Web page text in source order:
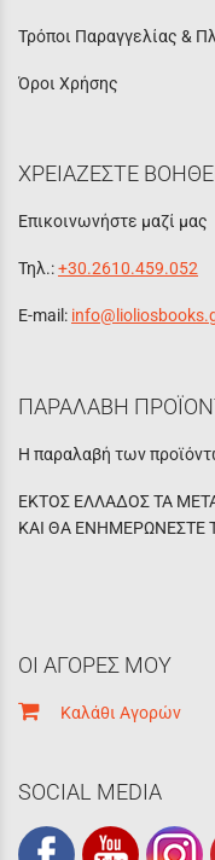
Τρόποι Παραγγελίας &
Όροι Χρήσης
ΧΡΕΙΑΖΕΣΤΕ
Επικοινωνήστε μαζί μας
Τηλ.:+30.2610.459.052
E-mail:
ΠΑΡΑΛΑΒΗ
Η παραλαβή των
ΕΚΤΟΣ ΕΛΛΑΔΟΣ ΤΑ
ΚΑΙ ΘΑ ΕΝΗΜΕΡΩΝΕΣΤΕ
ΟΙ ΑΓΟΡΕΣ ΜΟΥ
Καλάθι Αγορών
SOCIAL MEDIA